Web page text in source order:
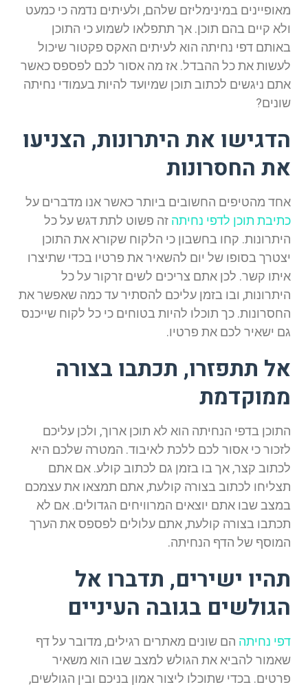
מאופיינים במינימליזם שלהם, ולעיתים נדמה כי כמעט
ולא קיים בהם תוכן. אך תתפלאו לשמוע כי התוכן
באותם דפי נחיתה הוא לעיתים האקס פקטור שיכול
לעשות את כל ההבדל. אז מה אסור לכם לפספס כאשר
אתם ניגשים לכתוב תוכן שמיועד להיות בעמודי נחיתה
שונים?
הדגישו את היתרונות, הצניעו
את החסרונות
אחד מהטיפים החשובים ביותר כאשר אנו מדברים על
כתיבת תוכן לדפי נחיתה זה פשוט לתת דגש על כל
היתרונות. קחו בחשבון כי הלקוח שקורא את התוכן
יצטרך בסופו של יום להשאיר את פרטיו בכדי שתיצרו
איתו קשר. לכן אתם צריכים לשים זרקור על כל
היתרונות, ובו בזמן עליכם להסתיר עד כמה שאפשר את
החסרונות. כך תוכלו להיות בטוחים כי כל לקוח שייכנס
גם ישאיר לכם את פרטיו.
אל תתפזרו, תכתבו בצורה
ממוקדמת
התוכן בדפי הנחיתה הוא לא תוכן ארוך, ולכן עליכם
לזכור כי אסור לכם ללכת לאיבוד. המטרה שלכם היא
לכתוב קצר, אך בו בזמן גם לכתוב קולע. אם אתם
תצליחו לכתוב בצורה קולעת, אתם תמצאו את עצמכם
במצב שבו אתם יוצאים המרוויחים הגדולים. אם לא
תכתבו בצורה קולעת, אתם עלולים לפספס את הערך
המוסף של הדף הנחיתה.
תהיו ישירים, תדברו אל
הגולשים בגובה העיניים
דפי נחיתה הם שונים מאתרים רגילים, מדובר על דף
שאמור להביא את הגולש למצב שבו הוא משאיר
פרטים. בכדי שתוכלו ליצור אמון בניכם ובין הגולשים,